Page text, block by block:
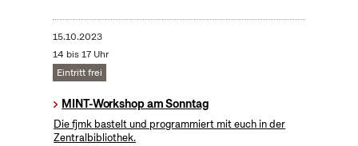
15.10.2023
14 bis 17 Uhr
Eintritt frei
MINT-Workshop am Sonntag
Die fjmk bastelt und programmiert mit euch in der
Zentralbibliothek.